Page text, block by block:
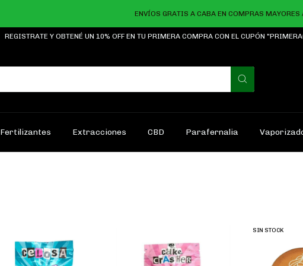
ENVÍOS GRATIS A CABA EN COMPRAS MAYORES A
REGISTRATE Y OBTENÉ UN 10% OFF EN TU PRIMERA COMPRA CON EL CUPÓN
Fertilizantes Extracciones CBD Parafernalia
SIN STOCK